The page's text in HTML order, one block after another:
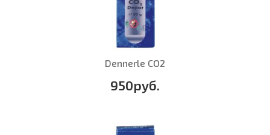
Dennerle CO2
950руб.